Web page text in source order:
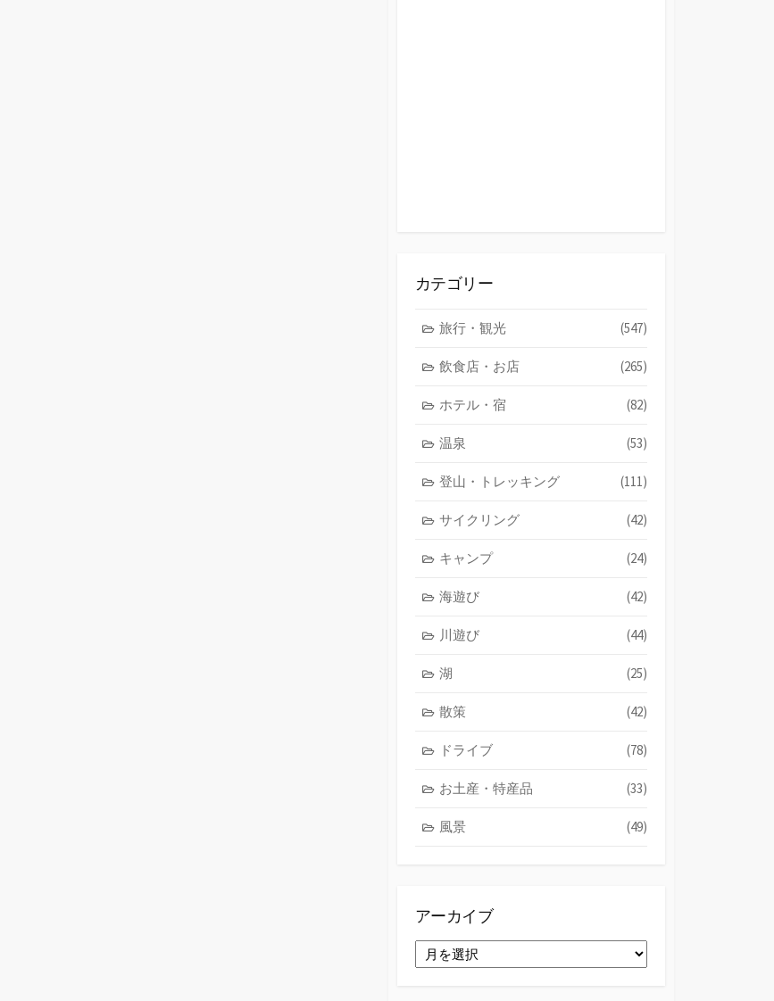
カテゴリー
旅行・観光 (547)
飲食店・お店 (265)
ホテル・宿 (82)
温泉 (53)
登山・トレッキング (111)
サイクリング (42)
キャンプ (24)
海遊び (42)
川遊び (44)
湖 (25)
散策 (42)
ドライブ (78)
お土産・特産品 (33)
風景 (49)
アーカイブ
ー